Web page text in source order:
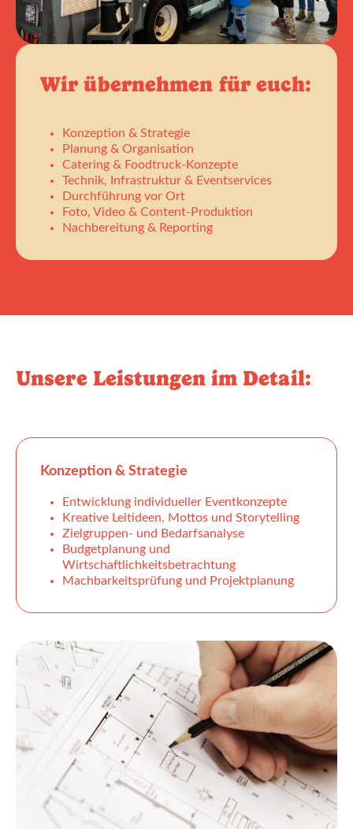
Wir übernehmen für euch:
Konzeption & Strategie
Planung & Organisation
Catering & Foodtruck-Konzepte
Technik, Infrastruktur & Eventservices
Durchführung vor Ort
Foto, Video & Content-Produktion
Nachbereitung & Reporting
Unsere Leistungen im Detail:
Konzeption & Strategie
Entwicklung individueller Eventkonzepte
Kreative Leitideen, Mottos und Storytelling
Zielgruppen- und Bedarfsanalyse
Budgetplanung und
Wirtschaftlichkeitsbetrachtung
Machbarkeitsprüfung und Projektplanung